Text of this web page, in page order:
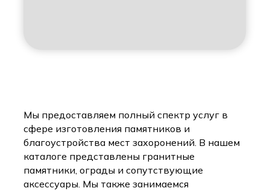
Мы предоставляем полный спектр услуг в
сфере изготовления памятников и
благоустройства мест захоронений. В нашем
каталоге представлены гранитные
памятники, ограды и сопутствующие
аксессуары. Мы также занимаемся